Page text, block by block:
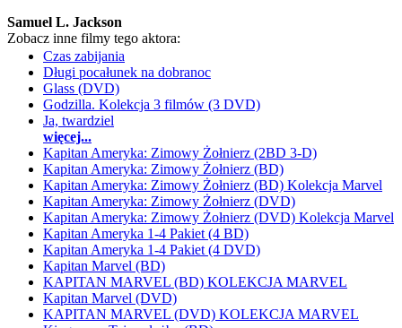
Samuel L. Jackson
Zobacz inne filmy tego aktora:
Czas zabijania
Długi pocałunek na dobranoc
Glass (DVD)
Godzilla. Kolekcja 3 filmów (3 DVD)
Ja, twardziel
więcej...
Kapitan Ameryka: Zimowy Żołnierz (2BD 3-D)
Kapitan Ameryka: Zimowy Żołnierz (BD)
Kapitan Ameryka: Zimowy Żołnierz (BD) Kolekcja Marvel
Kapitan Ameryka: Zimowy Żołnierz (DVD)
Kapitan Ameryka: Zimowy Żołnierz (DVD) Kolekcja Marvel
Kapitan Ameryka 1-4 Pakiet (4 BD)
Kapitan Ameryka 1-4 Pakiet (4 DVD)
Kapitan Marvel (BD)
KAPITAN MARVEL (BD) KOLEKCJA MARVEL
Kapitan Marvel (DVD)
KAPITAN MARVEL (DVD) KOLEKCJA MARVEL